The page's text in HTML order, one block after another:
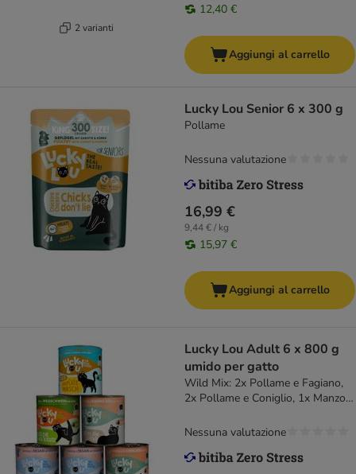
2 varianti
12,40 €
Aggiungi al carrello
Lucky Lou Senior 6 x 300 g
Pollame
16,99 €
9,44 € / kg
15,97 €
Nessuna valutazione
Aggiungi al carrello
Lucky Lou Adult 6 x 800 g
umido per gatto
Wild Mix: 2x Pollame e Fagiano,
2x Pollame e Coniglio, 1x Manzo e
Nessuna valutazione